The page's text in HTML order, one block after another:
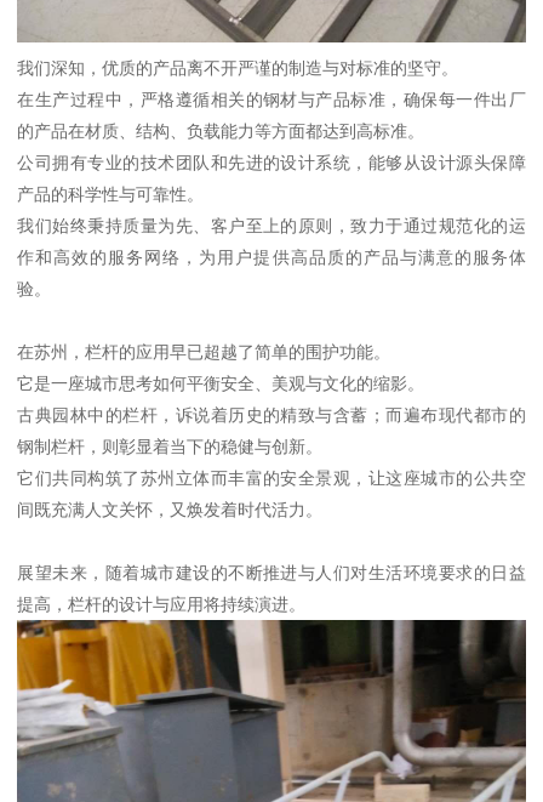
我们深知，优质的产品离不开严谨的制造与对标准的坚守。
在生产过程中，严格遵循相关的钢材与产品标准，确保每一件出厂
的产品在材质、结构、负载能力等方面都达到高标准。
公司拥有专业的技术团队和先进的设计系统，能够从设计源头保障
产品的科学性与可靠性。
我们始终秉持质量为先、客户至上的原则，致力于通过规范化的运
作和高效的服务网络，为用户提供高品质的产品与满意的服务体
验。
在苏州，栏杆的应用早已超越了简单的围护功能。
它是一座城市思考如何平衡安全、美观与文化的缩影。
古典园林中的栏杆，诉说着历史的精致与含蓄；而遍布现代都市的
钢制栏杆，则彰显着当下的稳健与创新。
它们共同构筑了苏州立体而丰富的安全景观，让这座城市的公共空
间既充满人文关怀，又焕发着时代活力。
展望未来，随着城市建设的不断推进与人们对生活环境要求的日益
提高，栏杆的设计与应用将持续演进。